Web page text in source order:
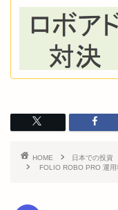
HOME 日本での投資
FOLIO ROBO PRO 運